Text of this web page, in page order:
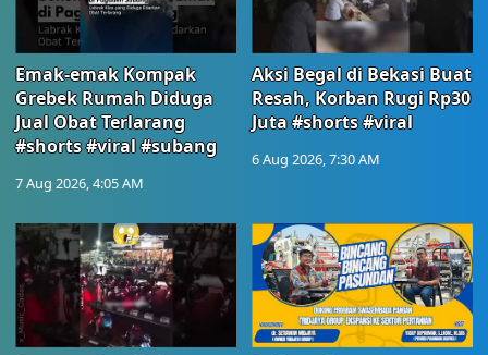
Emak-emak Kompak
Grebek Rumah Diduga
Jual Obat Terlarang
#shorts #viral #subang
7 Aug 2026, 4:05 AM
Aksi Begal di Bekasi Buat
Resah, Korban Rugi Rp30
Juta #shorts #viral
6 Aug 2026, 7:30 AM